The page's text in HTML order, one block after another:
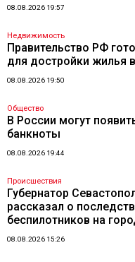
08.08.2026 19:57
Недвижимость
Правительство РФ
для достройки жилья
08.08.2026 19:50
Общество
В России могут
банкноты
08.08.2026 19:44
Происшествия
Губернатор
рассказал о
беспилотников на
08.08.2026 15:26